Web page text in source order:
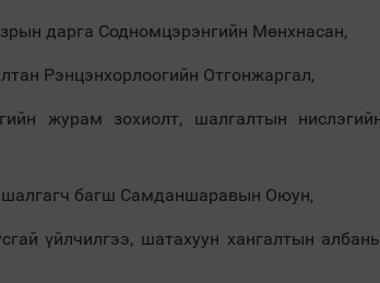
дарга Содномцэрэнгийн Мөнхнасан,
Рэнцэнхорлоогийн Отгонжаргал,
журам зохиолт, шалгалтын
шалгагч багш Самданшаравын Оюун,
үйлчилгээ, шатахуун хангалтын